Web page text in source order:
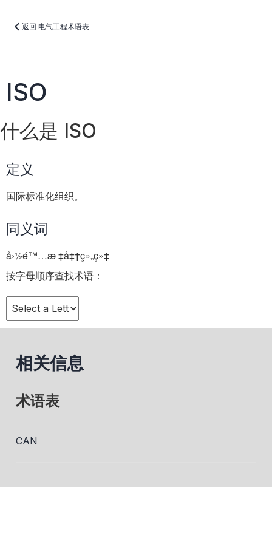
返回 电气工程术语表
ISO
什么是 ISO
定义
国际标准化组织。
同义词
å›½é™…æ ‡å‡†ç»„ç»‡
按字母顺序查找术语：
相关信息
术语表
CAN